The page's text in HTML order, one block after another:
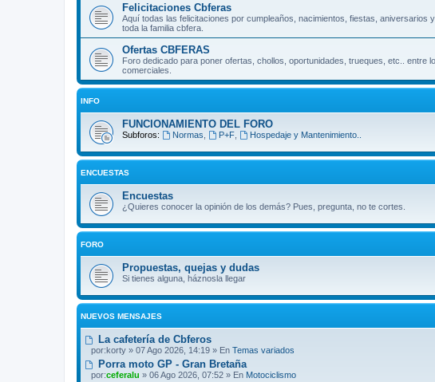
Felicitaciones Cbferas
Aquí todas las felicitaciones por cumpleaños, nacimientos, fiestas, aniversarios
toda la familia cbfera.
Ofertas CBFERAS
Foro dedicado para poner ofertas, chollos, oportunidades, trueques, etc.. entre
comerciales.
INFO
FUNCIONAMIENTO DEL FORO
Subforos: Normas P+F, Hospedaje y Mantenimiento..
ENCUESTAS
Encuestas
¿Quieres conocer la opinión de los demás? Pues, pregunta, no te cortes.
FORO
Propuestas, quejas y dudas
Si tienes alguna, háznosla llegar
NUEVOS MENSAJES
La cafetería de Cbferos
por:korty » 07 Ago 2026, 14:19 » En Temas variados
Porra moto GP - Gran Bretaña
por:ceferalu » 06 Ago 2026, 07:52 » En Motociclismo